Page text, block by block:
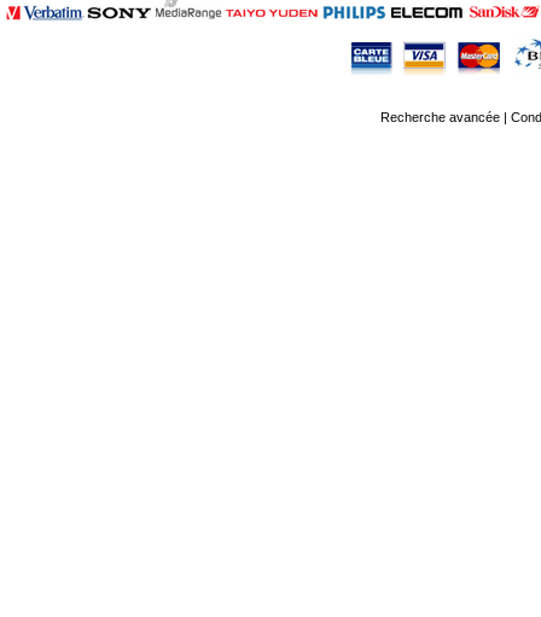
Recherche avancée|